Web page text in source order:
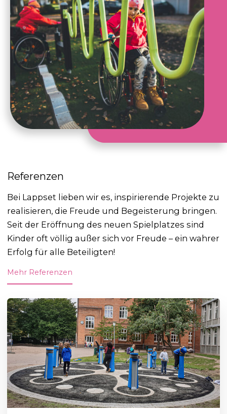
Referenzen
Bei Lappset lieben wir es, inspirierende Projekte zu
realisieren, die Freude und Begeisterung bringen.
Seit der Eröffnung des neuen Spielplatzes sind
Kinder oft völlig außer sich vor Freude – ein wahrer
Erfolg für alle Beteiligten!
Mehr Referenzen